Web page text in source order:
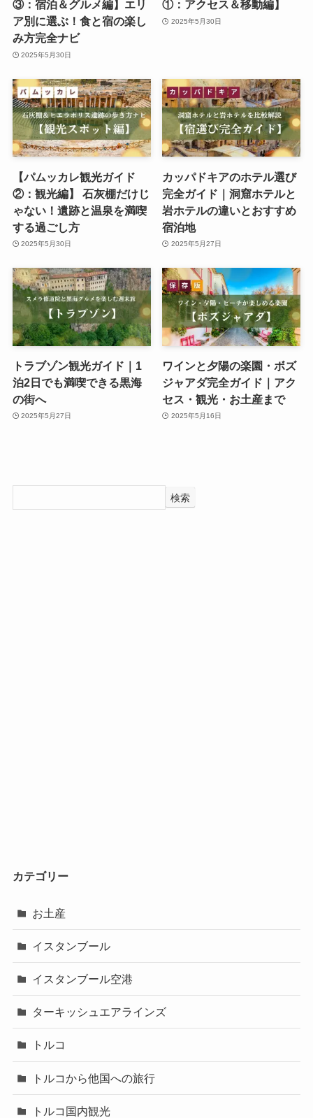
③：宿泊＆グルメ編】エリ
ア別に選ぶ！食と宿の楽し
み方完全ナビ
2025年5月30日
①：アクセス＆移動編】
2025年5月30日
【パムッカレ観光ガイド
②：観光編】 石灰棚だけじ
ゃない！遺跡と温泉を満喫
する過ごし方
2025年5月30日
カッパドキアのホテル選び
完全ガイド｜洞窟ホテルと
岩ホテルの違いとおすすめ
宿泊地
2025年5月27日
トラブゾン観光ガイド｜1
泊2日でも満喫できる黒海
の街へ
2025年5月27日
ワインと夕陽の楽園・ボズ
ジャアダ完全ガイド｜アク
セス・観光・お土産まで
2025年5月16日
検索
カテゴリー
お土産
イスタンブール
イスタンブール空港
ターキッシュエアラインズ
トルコ
トルコから他国への旅行
トルコ国内観光